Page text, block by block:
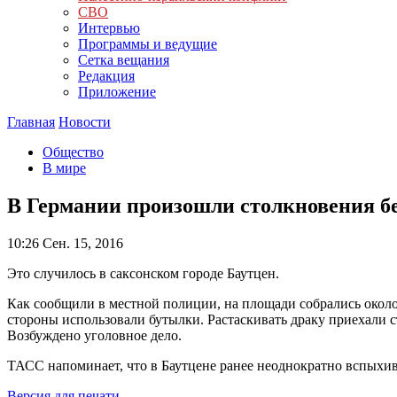
СВО
Интервью
Программы и ведущие
Сетка вещания
Редакция
Приложение
Главная Новости
Общество
В мире
В Германии произошли столкновения
10:26 Сен. 15, 2016
Это случилось в саксонском городе Баутцен.
Как сообщили в местной полиции, на площади собрались
стороны использовали бутылки. Растаскивать драку
Возбуждено уголовное дело.
ТАСС напоминает, что в Баутцене ранее неоднократно